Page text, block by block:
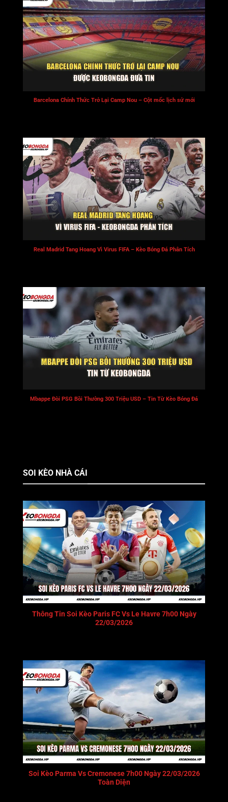
Barcelona Chính Thức Trở Lại Camp Nou – Cột mốc lịch sử mới
Real Madrid Tang Hoang Vì Virus FIFA – Kèo Bóng Đá Phân Tích
Mbappe Đòi PSG Bồi Thường 300 Triệu USD – Tin Từ Kèo Bóng Đá
SOI KÈO NHÀ CÁI
Thông Tin Soi Kèo Paris FC Vs Le Havre 7h00 Ngày
22/03/2026
Soi Kèo Parma Vs Cremonese 7h00 Ngày 22/03/2026
Toàn Diện